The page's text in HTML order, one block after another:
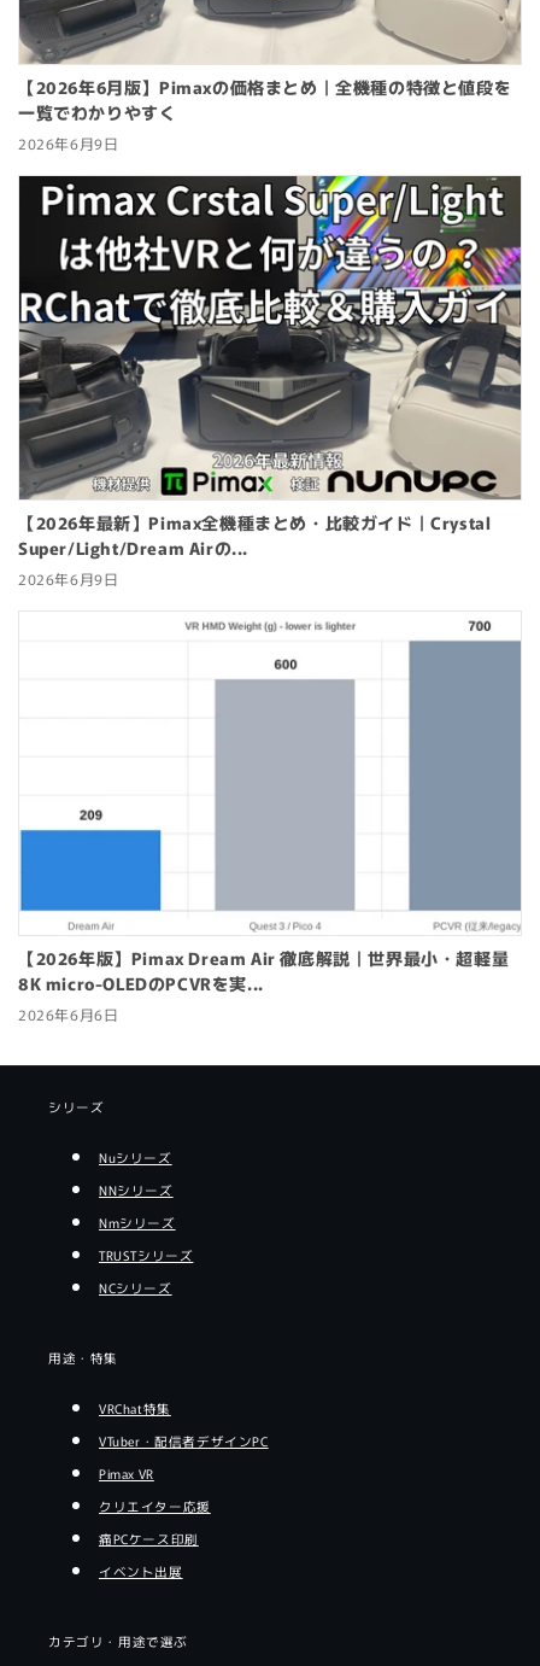
【2026年6月版】Pimaxの価格まとめ｜全機種の特徴と値段を
一覧でわかりやすく
2026年6月9日
【2026年最新】Pimax全機種まとめ・比較ガイド｜Crystal
Super/Light/Dream Airの...
2026年6月9日
【2026年版】Pimax Dream Air 徹底解説｜世界最小・超軽量
8K micro-OLEDのPCVRを実...
2026年6月6日
シリーズ
Nuシリーズ
NNシリーズ
Nmシリーズ
TRUSTシリーズ
NCシリーズ
用途・特集
VRChat特集
VTuber・配信者デザインPC
Pimax VR
クリエイター応援
痛PCケース印刷
イベント出展
カテゴリ・用途で選ぶ